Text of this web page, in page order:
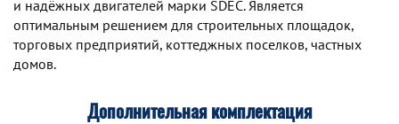
и надёжных двигателей марки SDEC. Является
оптимальным решением для строительных площадок,
торговых предприятий, коттеджных поселков, частных
домов.
Дополнительная комплектация